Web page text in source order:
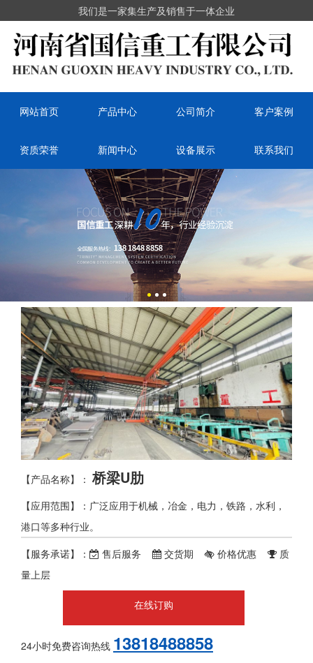
我们是一家集生产及销售于一体企业
网站首页 产品中心 公司简介 客户案例
资质荣誉 新闻中心 设备展示 联系我们
【产品名称】：桥梁U肋
【应用范围】：广泛应用于机械，冶金，电力，铁路，水利，
港口等多种行业。
【服务承诺】：
售后服务 交货期 价格优惠
质
量上层
在线订购
24小时免费咨询热线 13818488858